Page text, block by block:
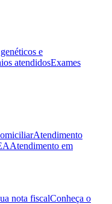
e
atendidosExames
Atendimento
Atendimento em
nota fiscalConheça o